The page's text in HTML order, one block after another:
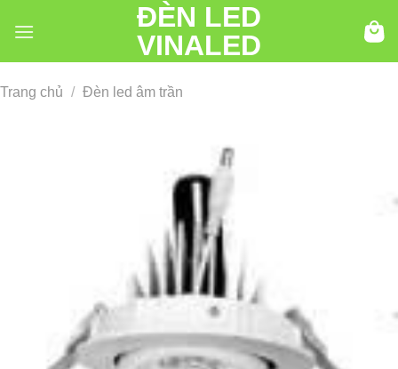
đến
ĐÈN LED
VINALED
Trang chủ / Đèn led âm trần